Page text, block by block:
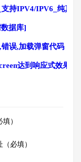
持IPV4/IPV6_纯真
据库]
误,加载弹窗代码
达到响应式效果
）
必填）